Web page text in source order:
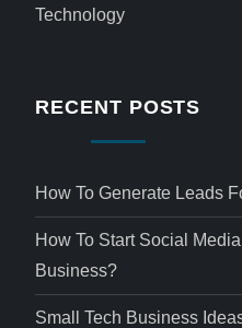
Technology
RECENT POSTS
How To Generate Leads
How To Start Social
Business?
Small Tech Business